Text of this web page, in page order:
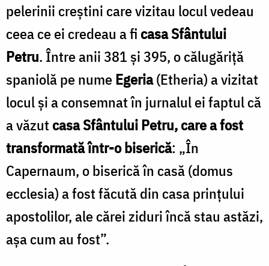
pelerinii creștini care vizitau locul vedeau
ceea ce ei credeau a ficasa Sfântului
Petru. Între anii 381 și 395, o călugăriță
spaniolă pe numeEgeria(Etheria) a vizitat
locul și a consemnat în jurnalul ei faptul că
a văzutcasa Sfântului Petru, care a fost
transformată într-o biserică: „În
Capernaum, o biserică în casă (domus
ecclesia) a fost făcută din casa prințului
apostolilor, ale cărei ziduri încă stau astăzi,
așa cum au fost”.